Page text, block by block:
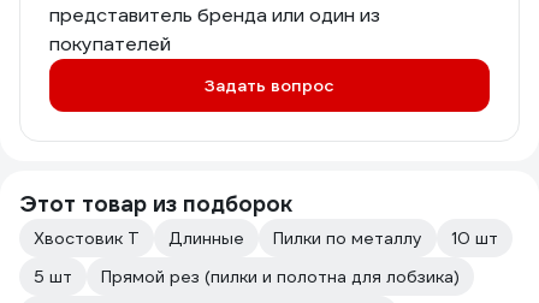
представитель бренда или один из
покупателей
Задать вопрос
Этот товар из подборок
Хвостовик Т Длинные Пилки по металлу
10 шт
5 шт
Прямой рез (пилки и полотна для лобзика)